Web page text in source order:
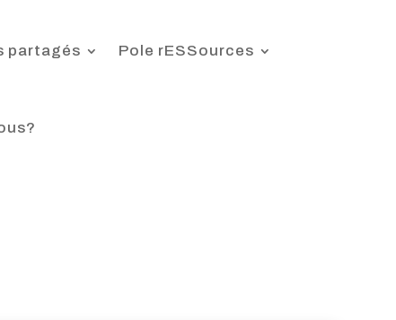
partagés Pole rESSources